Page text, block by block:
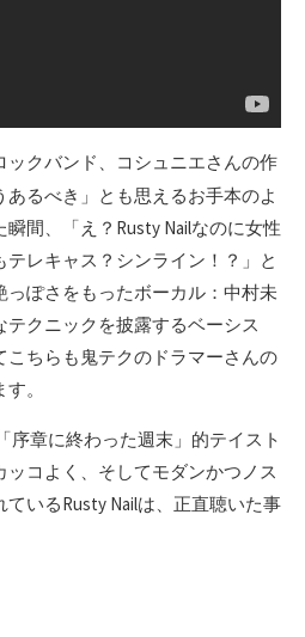
ックバンド 、コシュニエさんの作
るべき」とも思えるお手本のよ
間、「え？Rusty Nailなのに女性
レキャス？シンライン！？」と
ぽさをもったボーカル：中村未
クニックを披露するベーシス
こちらも鬼テクのドラマーさんの
。
序章に終わった週末」的テイスト
コよく、そしてモダンかつノス
いるRusty Nailは、正直聴いた事